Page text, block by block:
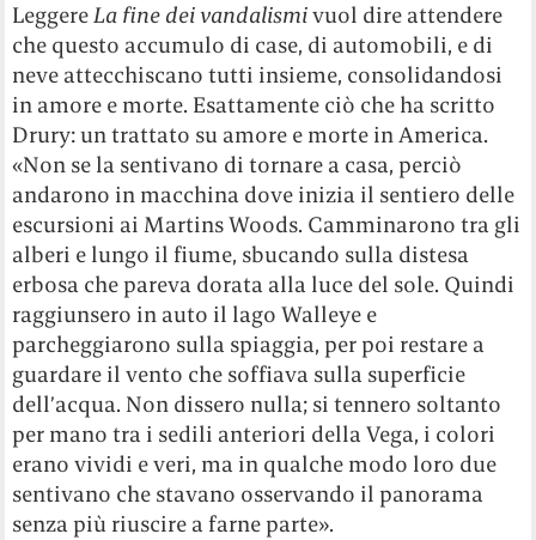
LeggereLa fine dei vandalismivuol dire attendere
che questo accumulo di case, di automobili, e di
neve attecchiscano tutti insieme, consolidandosi
in amore e morte. Esattamente ciò che ha scritto
Drury: un trattato su amore e morte in America.
«Non se la sentivano di tornare a casa, perciò
andarono in macchina dove inizia il sentiero delle
escursioni ai Martins Woods. Camminarono tra gli
alberi e lungo il fiume, sbucando sulla distesa
erbosa che pareva dorata alla luce del sole. Quindi
raggiunsero in auto il lago Walleye e
parcheggiarono sulla spiaggia, per poi restare a
guardare il vento che soffiava sulla superficie
dell’acqua. Non dissero nulla; si tennero soltanto
per mano tra i sedili anteriori della Vega, i colori
erano vividi e veri, ma in qualche modo loro due
sentivano che stavano osservando il panorama
senza più riuscire a farne parte».